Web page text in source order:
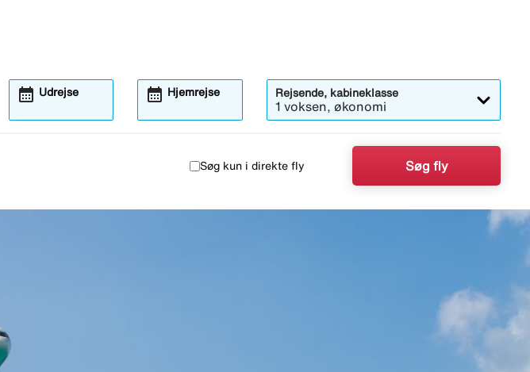
Udrejse
calendar_month Hjemrejse
calendar_month Rejsende, kabineklasse
1 voksen, økonomi
Søg kun i direkte fly Søg fly